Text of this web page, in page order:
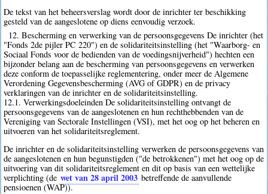
De tekst van het beheersverslag wordt door de inrichter ter beschikking
gesteld van de aangeslotene op diens eenvoudig verzoek.
12. Bescherming en verwerking van de persoonsgegevens De inrichter (het
"Fonds 2de pijler PC 220") en de solidariteitsinstelling (het "Waarborg- en
Sociaal Fonds voor de bedienden van de voedingsnijverheid") hechten een
bijzonder belang aan de bescherming van persoonsgegevens en verwerken
deze conform de toepasselijke reglementering, onder meer de Algemene
Verordening Gegevensbescherming (AVG of GDPR) en de privacy
verklaringen van de inrichter en de solidariteitsinstelling.
12.1. Verwerkingsdoeleinden De solidariteitsinstelling ontvangt de
persoonsgegevens van de aangeslotenen en hun rechthebbenden van de
Vereniging van Sectorale Instellingen (VSI), met het oog op het beheren en
uitvoeren van het solidariteitsreglement.
De inrichter en de solidariteitsinstelling verwerken de persoonsgegevens van
de aangeslotenen en hun begunstigden ("de betrokkenen") met het oog op de
uitvoering van dit solidariteitsreglement en dit op basis van een wettelijke
verplichting (de wet van 28 april 2003 betreffende de aanvullende
pensioenen (WAP)).